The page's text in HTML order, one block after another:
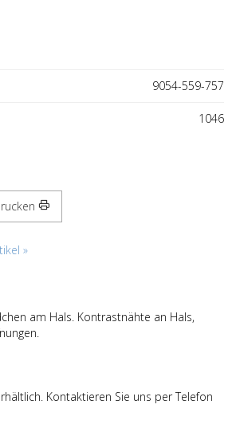
9054-559-757
1046
»
am Hals. Kontrastnähte an Hals,
Kontaktieren Sie uns per Telefon